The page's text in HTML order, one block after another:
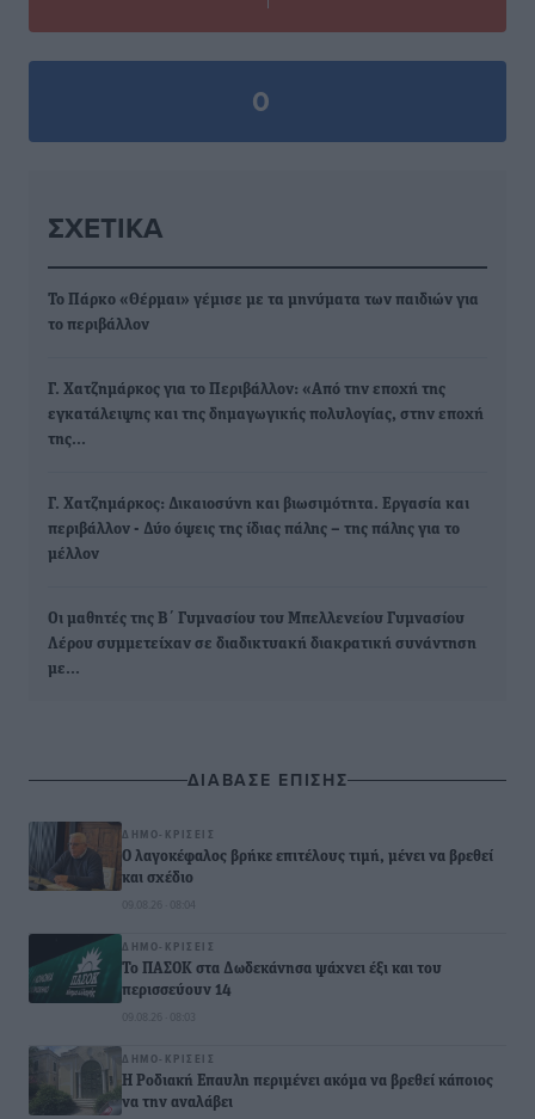
0
ΣΧΕΤΙΚΆ
Το Πάρκο «Θέρμαι» γέμισε με τα μηνύματα των παιδιών για
το περιβάλλον
Γ. Χατζημάρκος για το Περιβάλλον: «Από την εποχή της
εγκατάλειψης και της δημαγωγικής πολυλογίας, στην εποχή
της…
Γ. Χατζημάρκος: Δικαιοσύνη και βιωσιμότητα. Εργασία και
περιβάλλον - Δύο όψεις της ίδιας πάλης – της πάλης για το
μέλλον
Οι μαθητές της Β΄ Γυμνασίου του Μπελλενείου Γυμνασίου
Λέρου συμμετείχαν σε διαδικτυακή διακρατική συνάντηση
με…
ΔΙΑΒΑΣΕ ΕΠΙΣΗΣ
ΔΗΜΟ-ΚΡΊΣΕΙΣ
Ο λαγοκέφαλος βρήκε επιτέλους τιμή, μένει να βρεθεί
και σχέδιο
09.08.26 · 08:04
ΔΗΜΟ-ΚΡΊΣΕΙΣ
Το ΠΑΣΟΚ στα Δωδεκάνησα ψάχνει έξι και του
περισσεύουν 14
09.08.26 · 08:03
ΔΗΜΟ-ΚΡΊΣΕΙΣ
Η Ροδιακή Επαυλη περιμένει ακόμα να βρεθεί κάποιος
να την αναλάβει